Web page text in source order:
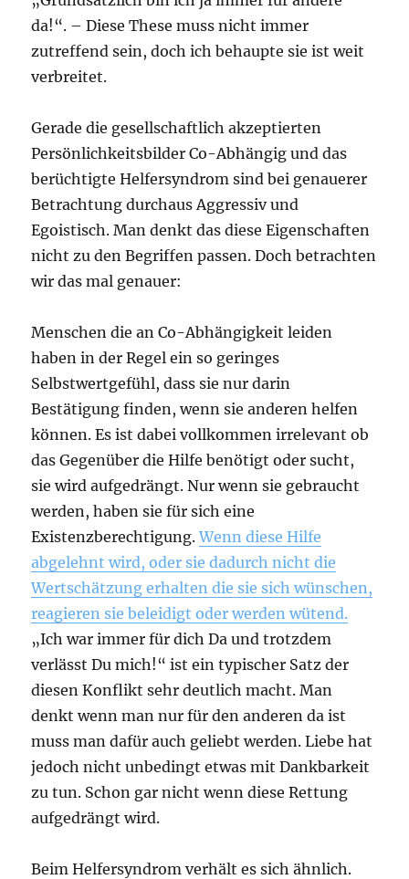
da!“. – Diese These muss nicht immer
zutreffend sein, doch ich behaupte sie ist weit
verbreitet.
Gerade die gesellschaftlich akzeptierten
Persönlichkeitsbilder Co-Abhängig und das
berüchtigte Helfersyndrom sind bei genauerer
Betrachtung durchaus Aggressiv und
Egoistisch. Man denkt das diese Eigenschaften
nicht zu den Begriffen passen. Doch betrachten
wir das mal genauer:
Menschen die an Co-Abhängigkeit leiden
haben in der Regel ein so geringes
Selbstwertgefühl, dass sie nur darin
Bestätigung finden, wenn sie anderen helfen
können. Es ist dabei vollkommen irrelevant ob
das Gegenüber die Hilfe benötigt oder sucht,
sie wird aufgedrängt. Nur wenn sie gebraucht
werden, haben sie für sich eine
Existenzberechtigung.Wenn diese Hilfe
abgelehnt wird, oder sie dadurch nicht die
Wertschätzung erhalten die sie sich wünschen,
reagieren sie beleidigt oder werden wütend.
„Ich war immer für dich Da und trotzdem
verlässt Du mich!“ ist ein typischer Satz der
diesen Konflikt sehr deutlich macht. Man
denkt wenn man nur für den anderen da ist
muss man dafür auch geliebt werden. Liebe hat
jedoch nicht unbedingt etwas mit Dankbarkeit
zu tun. Schon gar nicht wenn diese Rettung
aufgedrängt wird.
Beim Helfersyndrom verhält es sich ähnlich.